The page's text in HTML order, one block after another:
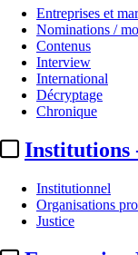
Entreprises et
Nominations /
Contenus
Interview
International
Décryptage
Chronique
Institutions
Institutionnel
Organisations
Justice